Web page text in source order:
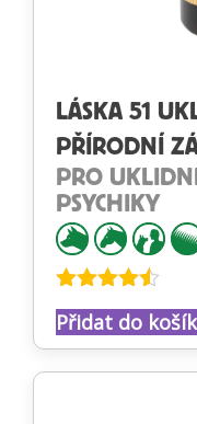
LÁSKA 51
PŘÍRODNÍ
PRO
PSYCHIKY
Hodnocení
4.45z 5
Přidat do